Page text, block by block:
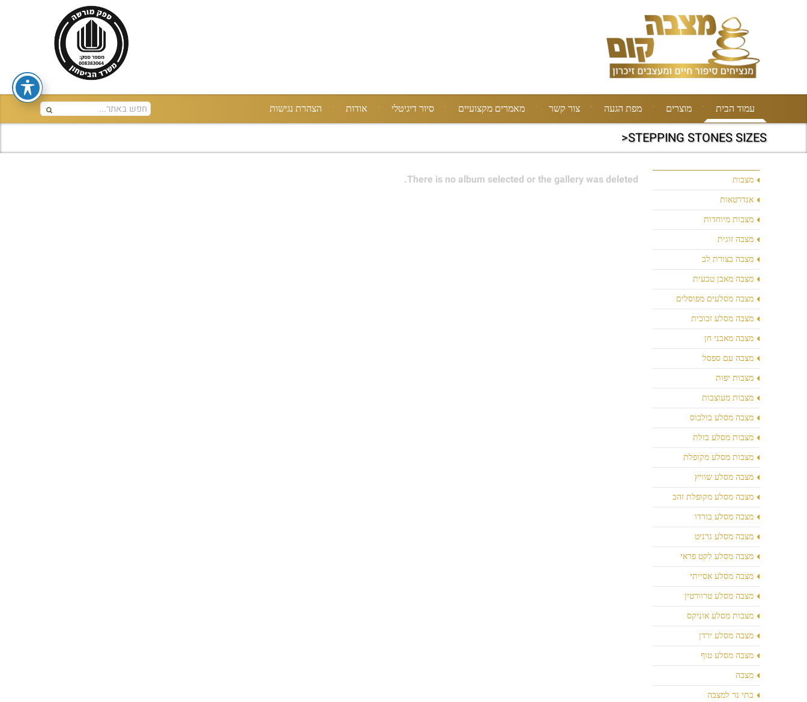
עמוד הבית מוצרים מפת הגעה צור קשר מאמרים מקצועיים סיור דיגיטלי אודות הצהרת נגישות
STEPPING STONES SIZES<
מצבות
אנדרטאות
מצבות מיוחדות
מצבה זוגית
מצבה בצורת לב
מצבה מאבן טבעית
מצבה מסלעים מפוסלים
מצבה מסלע זכוכית
מצבה מאבני חן
מצבה עם ספסל
מצבות יפות
מצבות מעוצבות
מצבה מסלע בולבוס
מצבות מסלע בזלת
מצבות מסלע מקופלת
מצבה מסלע שוויץ
מצבה מסלע מקופלת זהב
מצבה מסלע בורדו
מצבה מסלע גרניט
מצבה מסלע לקט פראי
מצבה מסלע אסייתי
מצבה מסלע טרוורטין
מצבות מסלע אוניקס
מצבה מסלע ירדן
מצבה מסלע טוף
מצבה
בתי נר למצבה
There is no album selected or the gallery was deleted.